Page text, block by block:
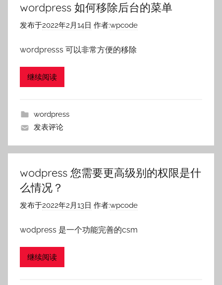
wordpress 如何移除后台的菜单
发布于2022年2月14日 作者:wpcode
wordpresss 可以非常方便的移除
继续阅读
wordpress
发表评论
wodpress 您需要更高级别的权限是什
么情况？
发布于2022年2月13日 作者:wpcode
wodpress 是一个功能完善的csm
继续阅读